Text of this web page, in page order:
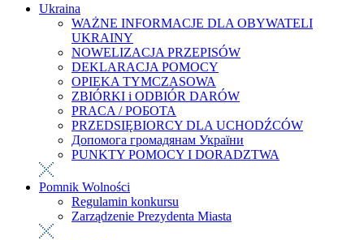
Ukraina
WAŻNE INFORMACJE DLA OBYWATELI
UKRAINY
NOWELIZACJA PRZEPISÓW
DEKLARACJA POMOCY
OPIEKA TYMCZASOWA
ZBIÓRKI i ODBIÓR DARÓW
PRACA / РОБОТА
PRZEDSIĘBIORCY DLA UCHODŹCÓW
Допомога громадянам України
PUNKTY POMOCY I DORADZTWA
Pomnik Wolności
Regulamin konkursu
Zarządzenie Prezydenta Miasta